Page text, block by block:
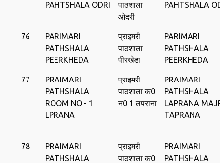
PAHTSHALA ODRI
पाठशाला
ओदरी
PAHTSHALA
76
PARIMARI
PATHSHALA
PEERKHEDA
प्राइमरी
पाठशाला
पीरखेडा
PARIMARI
PATHSHALA
PEERKHEDA
77
PRAIMARI
PATHSHALA
ROOM NO - 1
LPRANA
प्राइमरी
पाठशाला क0
न0 1 लपराना
PRAIMARI
PATHSHALA
LAPRANA
TAPRANA
78
PRAIMARI
PATHSHALA
प्राइमरी
पाठशाला क0
PRAIMARI
PATHSHALA